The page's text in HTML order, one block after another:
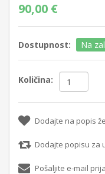
90,00 €
Dostupnost: Na
Količina:
Dodajte na popis
Dodajte popisu za
Pošaljite e-mail